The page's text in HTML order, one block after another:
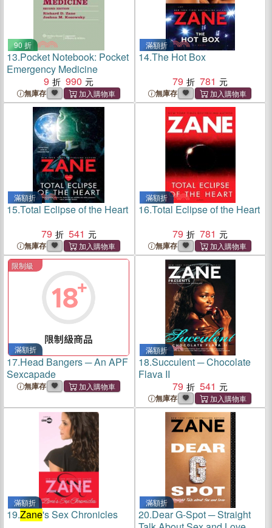
90 折
13.Pocket Notebook: Pocket
Emergency Medicine
9
990
無庫存
滿額折
14.The Hot Box
79
781
無庫存
滿額折
15.Total Eclipse of the Heart
79
541
無庫存
滿額折
16.Total Eclipse of the Heart
79
781
無庫存
限制級
滿額折
17.Head Bangers ─ An APF
Sexcapade
無庫存
滿額折
18.Succulent ─ Chocolate
Flava II
79
541
無庫存
滿額折
19.Zane's Sex Chronicles
滿額折
20.Dear G-Spot ─ Straight